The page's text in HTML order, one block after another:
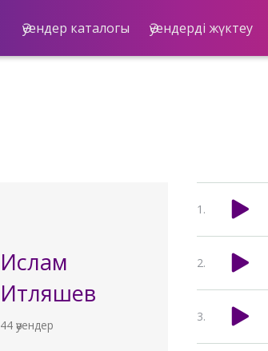
Әуендер каталогы Әуендерді жүктеу
Ислам
Итляшев
44 әуендер